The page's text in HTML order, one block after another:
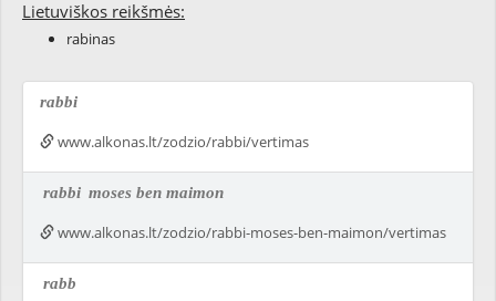
Lietuviškos reikšmės:
rabinas
rabbi
www.alkonas.lt/zodzio/rabbi/vertimas
rabbi moses ben maimon
www.alkonas.lt/zodzio/rabbi-moses-ben-maimon/vertimas
rabb